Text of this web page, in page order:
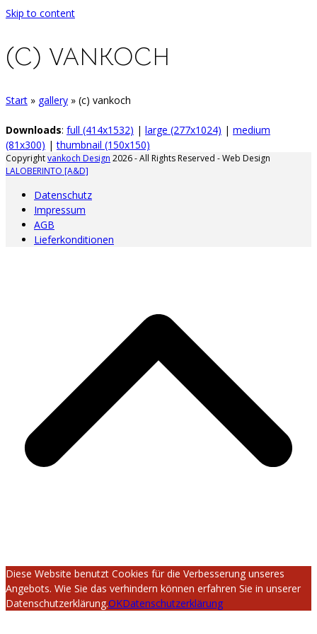
Skip to content
(C) VANKOCH
Start » gallery » (c) vankoch
Downloads: full (414x1532) | large (277x1024) | medium
(81x300) |thumbnail (150x150)
Copyrightvankoch Design 2026 - All Rights Reserved - Web Design
LALOBERINTO [A&D]
Datenschutz
Impressum
AGB
Lieferkonditionen
Diese Website benutzt Cookies für die Verbesserung unseres
Angebots. Wie Sie das verhindern können erfahren Sie in unserer
Datenschutzerklärung.OKDatenschutzerklärung